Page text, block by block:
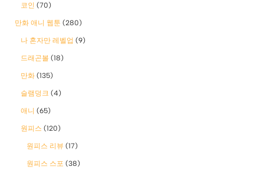
코인 (70)
만화 애니 웹툰 (280)
나 혼자만 레벨업 (9)
드래곤볼 (18)
만화 (135)
슬램덩크 (4)
애니 (65)
원피스 (120)
원피스 리뷰 (17)
원피스 스포 (38)